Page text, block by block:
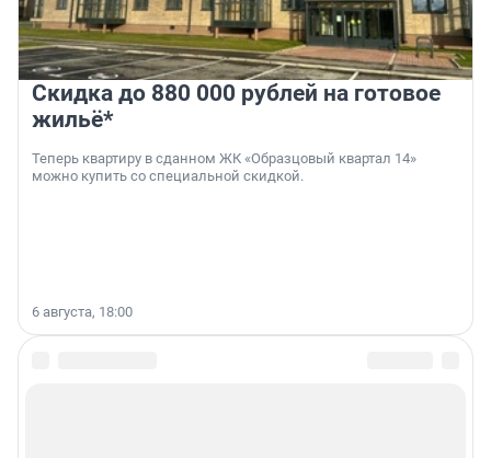
Скидка до 880 000 рублей на готовое
жильё*
Теперь квартиру в сданном ЖК «Образцовый квартал 14»
можно купить со специальной скидкой.
6 августа, 18:00